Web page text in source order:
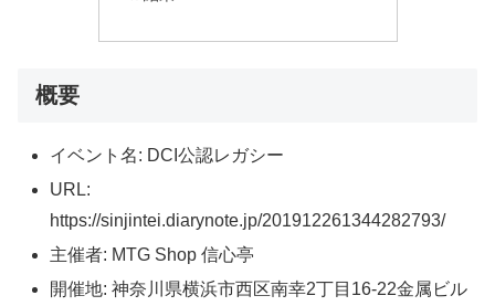
概要
イベント名: DCI公認レガシー
URL:
https://sinjintei.diarynote.jp/201912261344282793/
主催者: MTG Shop 信心亭
開催地: 神奈川県横浜市西区南幸2丁目16-22金属ビル